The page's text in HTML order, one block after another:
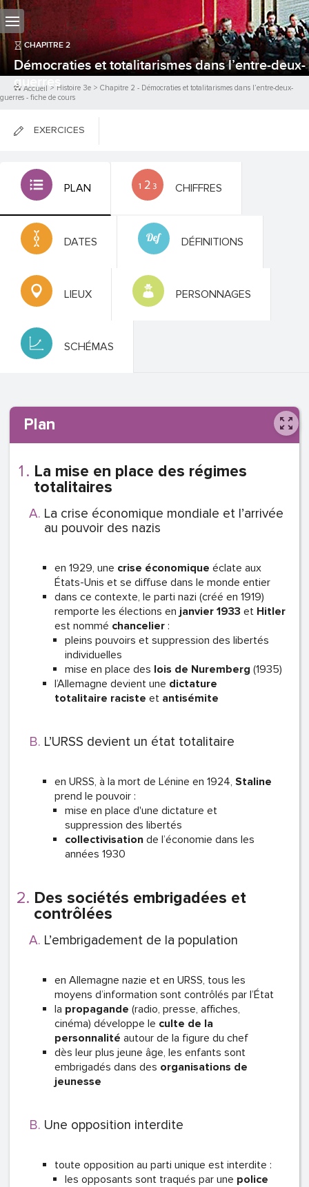
CHAPITRE 2
Démocraties et totalitarismes dans l’entre-deux-
guerres
Accueil > Histoire 3e > Chapitre 2 - Démocraties et totalitarismes dans l’entre-deux-
guerres - fiche de cours
EXERCICES
FICHES DE COURS
PLAN CHIFFRES
DATES DÉFINITIONS
LIEUX PERSONNAGES
SCHÉMAS
Plan
La mise en place des régimes
totalitaires
La crise économique mondiale et l’arrivée
au pouvoir des nazis
en 1929, une crise économique éclate aux
États-Unis et se diffuse dans le monde entier
dans ce contexte, le parti nazi (créé en 1919)
remporte les élections en janvier 1933 et Hitler
est nommé chancelier :
pleins pouvoirs et suppression des libertés
individuelles
mise en place des lois de Nuremberg (1935)
l’Allemagne devient une dictature
totalitaire raciste et antisémite
L’URSS devient un état totalitaire
en URSS, à la mort de Lénine en 1924, Staline
prend le pouvoir :
mise en place d'une dictature et
suppression des libertés
collectivisation de l’économie dans les
années 1930
Des sociétés embrigadées et
contrôlées
L’embrigadement de la population
en Allemagne nazie et en URSS, tous les
moyens d’information sont contrôlés par l’État
la propagande (radio, presse, affiches,
cinéma) développe le culte de la
personnalité autour de la figure du chef
dès leur plus jeune âge, les enfants sont
embrigadés dans des organisations de
jeunesse
Une opposition interdite
toute opposition au parti unique est interdite :
les opposants sont traqués par une police